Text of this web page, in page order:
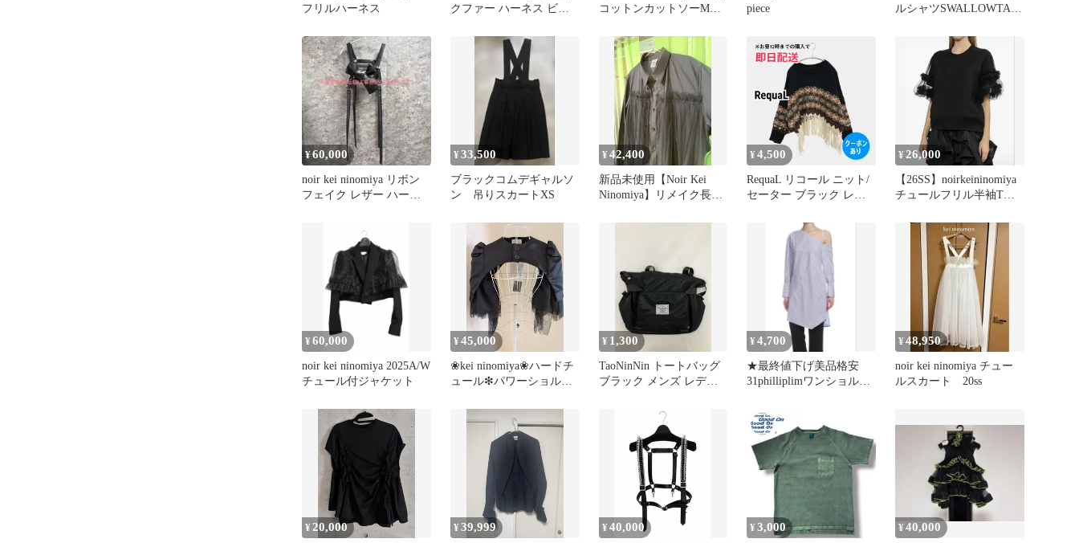
フリルハーネス
クファー ハーネス ビス
コットンカットソーMサ
piece
ルシャツSWALLOWTAIL
¥60,000
noir kei ninomiya リボン
フェイク レザー ハーネ
¥33,500
ブラックコムデギャルソ
ン 吊りスカートXS
¥42,400
新品未使用【Noir Kei
Ninomiya】リメイク長袖
¥4,500
RequaL リコール ニット/
セーター ブラック レデ
¥26,000
【26SS】noirkeininomiya
チュールフリル半袖Tシ
¥60,000
noir kei ninomiya 2025A/W
チュール付ジャケット
¥45,000
❀kei ninomiya❀ハードチ
ュール❇パワーショルダ
¥ 1,300
TaoNinNin トートバッグ
ブラック メンズ レディ
¥4,700
★最終値下げ美品格安
31philliplimワンショルシ
¥48,950
noir kei ninomiya チュー
ルスカート 20ss
¥ 20,000 ¥39,999 ¥40,000 ¥ 3,000 ¥40,000